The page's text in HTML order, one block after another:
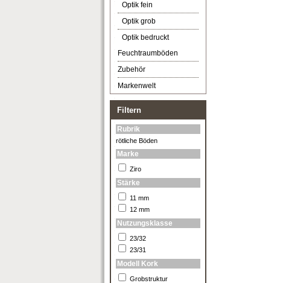
Optik fein
Optik grob
Optik bedruckt
Feuchtraumböden
Zubehör
Markenwelt
Filtern
Rubrik
rötliche Böden
Marke
Ziro
Stärke
11 mm
12 mm
Nutzungsklasse
23/32
23/31
Modell Kork
Grobstruktur